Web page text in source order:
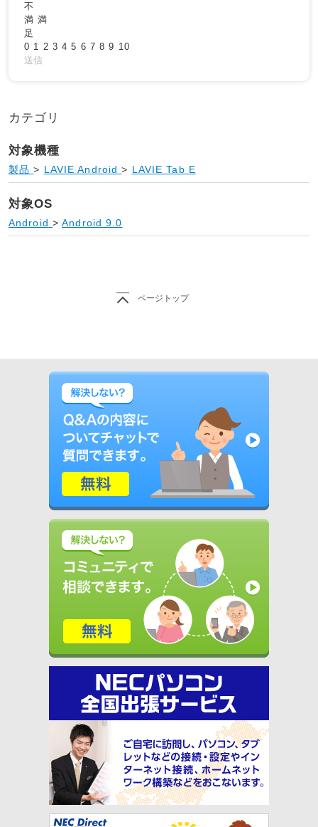
不
満 満
足
0 1 2 3 4 5 6 7 8 9 10
送信
カテゴリ
対象機種
製品 > LAVIE Android > LAVIE Tab E
対象OS
Android > Android 9.0
ページトップ